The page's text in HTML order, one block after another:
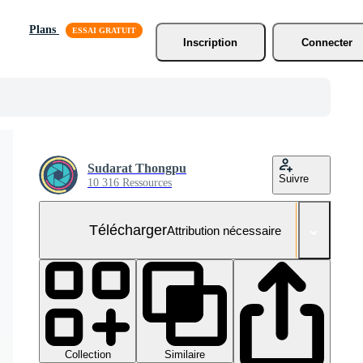
Plans
Inscription
Connecter
Sudarat Thongpu
10 316 Ressources Suivre
TéléchargerAttribution nécessaire
Collection
Similaire